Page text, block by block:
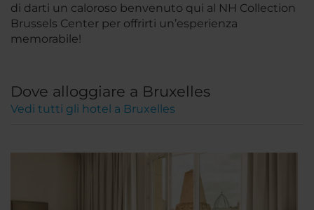
di darti un caloroso benvenuto qui al NH Collection
Brussels Center per offrirti un’esperienza
memorabile!
Dove alloggiare a Bruxelles
Vedi tutti gli hotel a Bruxelles